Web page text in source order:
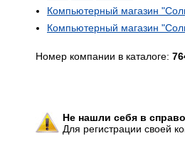
Компьютерный магазин
Компьютерный магазин
Номер компании в каталоге:
Не нашли себя в
Для регистрации своей